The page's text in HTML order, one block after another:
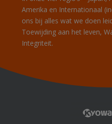
Amerika en Internationaal
ons bij alles wat we doen
Toewijding aan het leven,
Integriteit.